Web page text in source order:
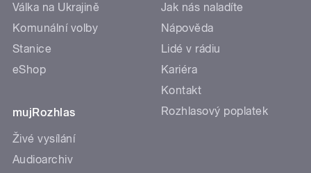
Válka na Ukrajině
Komunální volby
Stanice
eShop
mujRozhlas
Živé vysílání
Audioarchiv
Jak nás naladíte
Nápověda
Lidé v rádiu
Kariéra
Kontakt
Rozhlasový poplatek